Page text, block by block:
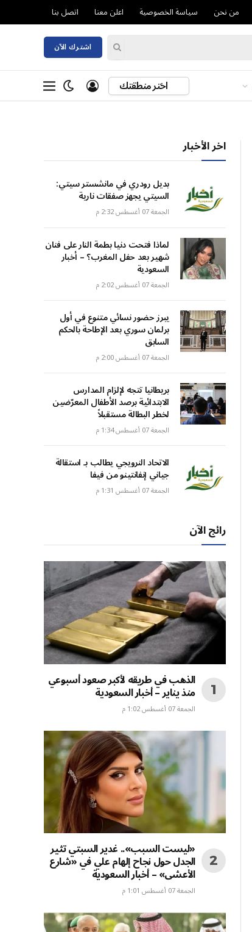
من نحن سياسة الخصوصية اعلن معنا اتصل بنا
اشترك الآن
اختر منطقتك
اخر الأخبار
بديل رودري في مانشستر سيتي:
السيتي يجهز صفقات نارية
الجمعة 07 أغسطس 2:32 م
لماذا فتحت دنيا بطمة النار على فنان
شهير بعد حفل المغرب؟ – أخبار
السعودية
الجمعة 07 أغسطس 2:02 م
يبرز حضور نسائي متنوع في أول
برلمان سوري بعد الإطاحة بالحكم
السابق
الجمعة 07 أغسطس 2:00 م
بريطانيا تتجه لإلزام المدارس
الابتدائية برصد الأطفال المعرّضين
لخطر البطالة مستقبلاً
الجمعة 07 أغسطس 1:34 م
الاتحاد النرويجي يطالب بـ استقالة
جياني إنفانتينو من فيفا
الجمعة 07 أغسطس 1:31 م
رائج الآن
الذهب في طريقه لأكبر صعود أسبوعي
منذ يناير – أخبار السعودية
الجمعة 07 أغسطس 1:02 م
«ليست السبب».. غدير السبتي تثير
الجدل حول نجاح إلهام علي في «شارع
الأعشى» – أخبار السعودية
الجمعة 07 أغسطس 1:01 م